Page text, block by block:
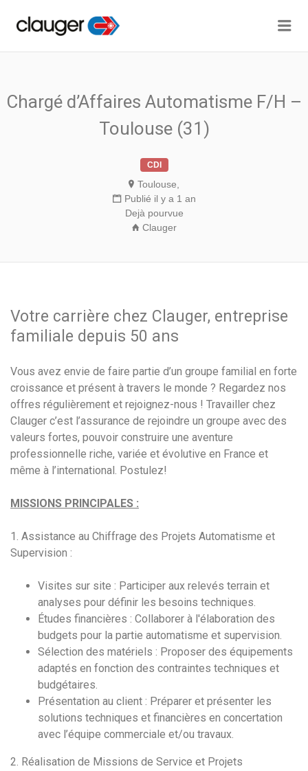
Chargé d’Affaires Automatisme F/H –
Toulouse (31)
CDI
Toulouse,
Publié il y a 1 an
Dejà pourvue
Clauger
Votre carrière chez Clauger, entreprise
familiale depuis 50 ans
Vous avez envie de faire partie d’un groupe familial en forte
croissance et présent à travers le monde ? Regardez nos
offres régulièrement et rejoignez-nous ! Travailler chez
Clauger c’est l’assurance de rejoindre un groupe avec des
valeurs fortes, pouvoir construire une aventure
professionnelle riche, variée et évolutive en France et
même à l’international. Postulez!
MISSIONS PRINCIPALES :
1. Assistance au Chiffrage des Projets Automatisme et
Supervision :
Visites sur site : Participer aux relevés terrain et
analyses pour définir les besoins techniques.
Études financières : Collaborer à l'élaboration des
budgets pour la partie automatisme et supervision.
Sélection des matériels : Proposer des équipements
adaptés en fonction des contraintes techniques et
budgétaires.
Présentation au client : Préparer et présenter les
solutions techniques et financières en concertation
avec l’équipe commerciale et/ou travaux.
2. Réalisation de Missions de Service et Projets